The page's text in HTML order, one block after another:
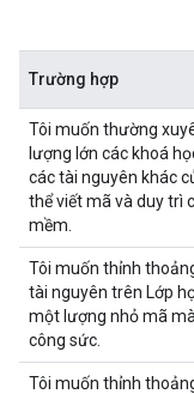
Trường hợp
Tôi muốn thường
lượng lớn các khoá
các tài nguyên khác
thể viết mã và duy trì
mềm.
Tôi muốn thỉnh
tài nguyên trên Lớp
một lượng nhỏ mã
công sức.
Tôi muốn thỉnh